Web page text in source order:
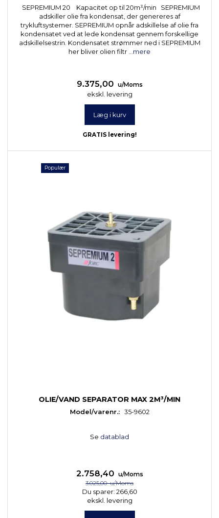
SEPREMIUM 20 Kapacitet op til 20m³/min SEPREMIUM
adskiller olie fra kondensat, der genereres af
trykluftsystemer. SEPREMIUM opnår adskillelse af olie fra
kondensatet ved at lede kondensat gennem forskellige
adskillelsestrin. Kondensatet strømmer ned i SEPREMIUM
her bliver olien filtr
...mere
9.375,00 u/Moms
ekskl. levering
Læg i kurv
GRATIS levering!
Populær
OLIE/VAND SEPARATOR MAX 2M³/MIN
Model/varenr.: 35-9602
Se datablad
2.758,40
u/Moms
3.025,00u/Moms
Du sparer: 266,60
ekskl. levering